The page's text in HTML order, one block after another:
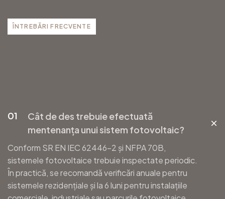
ÎNTREBĂRI FRECVENTE
01
Cât de des trebuie efectuată
mentenanța unui sistem fotovoltaic?
Conform SR EN IEC 62446-2 și NFPA 70B,
sistemele fotovoltaice trebuie inspectate periodic.
În practică, se recomandă verificări anuale pentru
sistemele rezidențiale și la 6 luni pentru instalațiile